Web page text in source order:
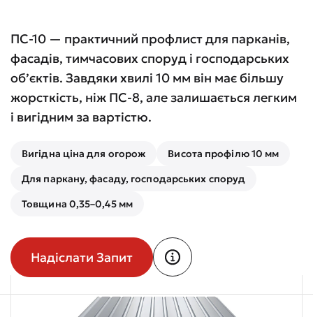
ПС-10 — практичний профлист для парканів,
фасадів, тимчасових споруд і господарських
об’єктів. Завдяки хвилі 10 мм він має більшу
жорсткість, ніж ПС-8, але залишається легким
і вигідним за вартістю.
Вигідна ціна для огорож
Висота профілю 10 мм
Для паркану, фасаду, господарських споруд
Товщина 0,35–0,45 мм
Надіслати Запит